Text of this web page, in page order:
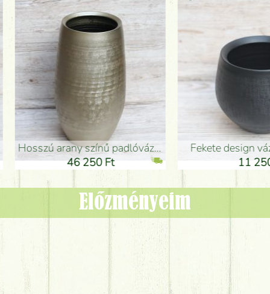
(50x29cm)
Ft
fekete design váza (15x20cm)
11 250 Ft
Előzményeim